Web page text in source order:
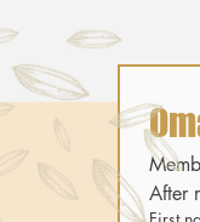
After